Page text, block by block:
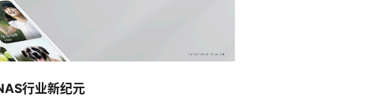
行业新纪元